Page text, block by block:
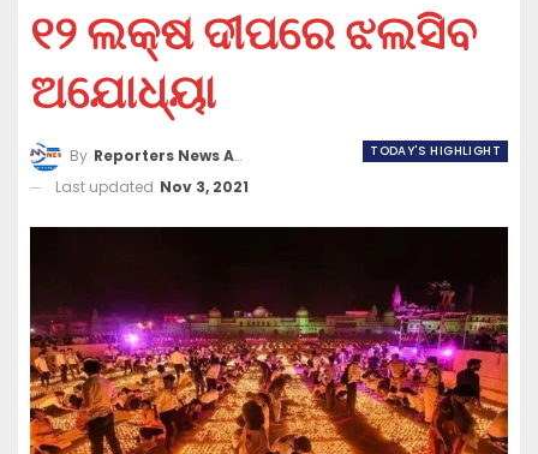
୧୨ ଲକ୍ଷ ଦୀପରେ ଝଲସିବ
ଅଯୋଧ୍ୟା
TODAY'S HIGHLIGHT
By Reporters News Agency
Last updated Nov 3, 2021